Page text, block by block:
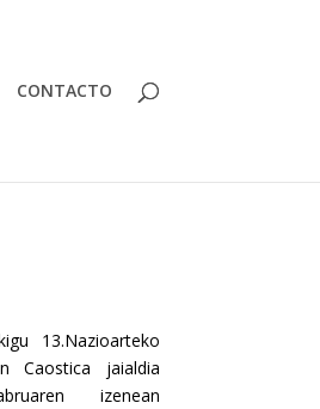
CONTACTO
13.Nazioarteko
Caostica jaialdia
izenean